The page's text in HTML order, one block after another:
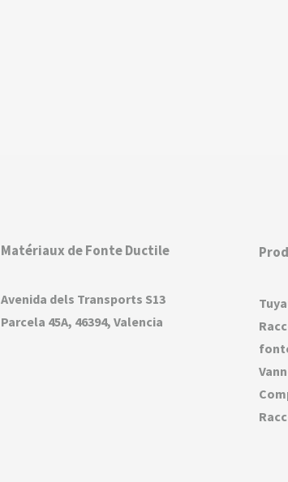
Matériaux de Fonte Ductile
Avenida dels Transports S13
Parcela 45A, 46394, Valencia